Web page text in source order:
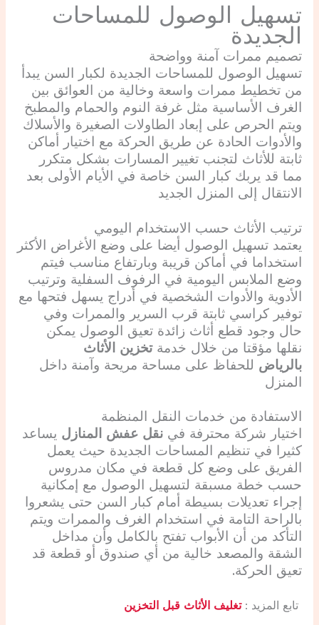
تسهيل الوصول للمساحات
الجديدة
تصميم ممرات آمنة وواضحة
تسهيل الوصول للمساحات الجديدة لكبار السن يبدأ
من تخطيط ممرات واسعة وخالية من العوائق بين
الغرف الأساسية مثل غرفة النوم والحمام والمطبخ
ويتم الحرص على إبعاد الطاولات الصغيرة والأسلاك
والأدوات الحادة عن طريق الحركة مع اختيار أماكن
ثابتة للأثاث لتجنب تغيير المسارات بشكل متكرر
مما قد يربك كبار السن خاصة في الأيام الأولى بعد
الانتقال إلى المنزل الجديد
ترتيب الأثاث حسب الاستخدام اليومي
يعتمد تسهيل الوصول أيضا على وضع الأغراض الأكثر
استخداما في أماكن قريبة وبارتفاع مناسب فيتم
وضع الملابس اليومية في الرفوف السفلية وترتيب
الأدوية والأدوات الشخصية في أدراج يسهل فتحها مع
توفير كراسي ثابتة قرب السرير والممرات وفي
حال وجود قطع أثاث زائدة تعيق الوصول يمكن
نقلها مؤقتا من خلال خدمةتخزين الأثاث
بالرياض للحفاظ على مساحة مريحة وآمنة داخل
المنزل
الاستفادة من خدمات النقل المنظمة
اختيار شركة محترفة في نقل عفش المنازل يساعد
كثيرا في تنظيم المساحات الجديدة حيث يعمل
الفريق على وضع كل قطعة في مكان مدروس
حسب خطة مسبقة لتسهيل الوصول مع إمكانية
إجراء تعديلات بسيطة أمام كبار السن حتى يشعروا
بالراحة التامة في استخدام الغرف والممرات ويتم
التأكد من أن الأبواب تفتح بالكامل وأن مداخل
الشقة والمصعد خالية من أي صندوق أو قطعة قد
تعيق الحركة.
تابع المزيد :تغليف الأثاث قبل التخزين